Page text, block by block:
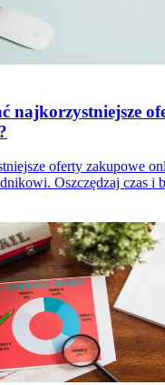
najkorzystniejsze
oferty zakupowe
Oszczędzaj czas i